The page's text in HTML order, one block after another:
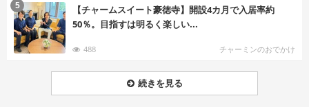
【チャームスイート豪徳寺】開設4カ月で入居率約
50％。目指すは明るく楽しい...
488 チャーミンのおでかけ
5
続きを見る